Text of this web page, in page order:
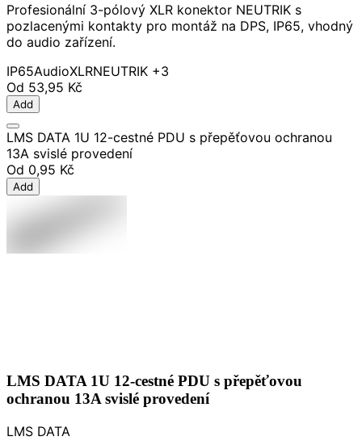
Profesionální 3-pólový XLR konektor NEUTRIK s
pozlacenými kontakty pro montáž na DPS, IP65, vhodný
do audio zařízení.
IP65AudioXLRNEUTRIK +3
Od 53,95 Kč
Add
LMS DATA 1U 12-cestné PDU s přepěťovou ochranou
13A svislé provedení
Od 0,95 Kč
Add
LMS DATA 1U 12-cestné PDU s přepěťovou
ochranou 13A svislé provedení
LMS DATA